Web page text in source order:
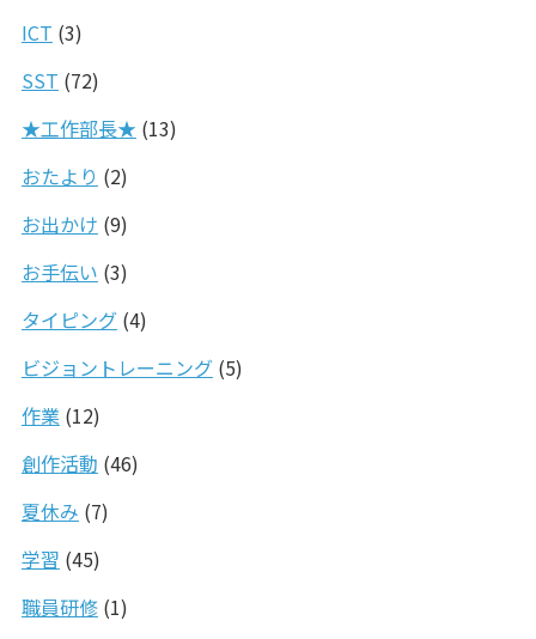
ICT (3)
SST (72)
★工作部長★ (13)
おたより (2)
お出かけ (9)
お手伝い (3)
タイピング(4)
ビジョントレーニング(5)
作業(12)
創作活動 (46)
夏休み (7)
学習 (45)
職員研修(1)